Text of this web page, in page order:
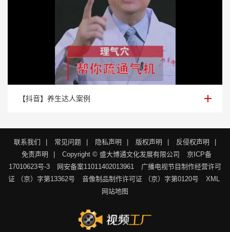
【抖音】养生达人案例
【抖音】养生达人案例
联系我们 | 常见问题 | 隐私声明 | 版权声明 | 反侵权声明
|
免责声明
| Copyright © 盛大博通文化发展有限公司
京ICP备
17010623号-3
网安备案11011402013961
广播电视节目制作经营许可
证 （京）字第13362号
音像制品制作许可证 （京）字第0120号
XML
网站地图